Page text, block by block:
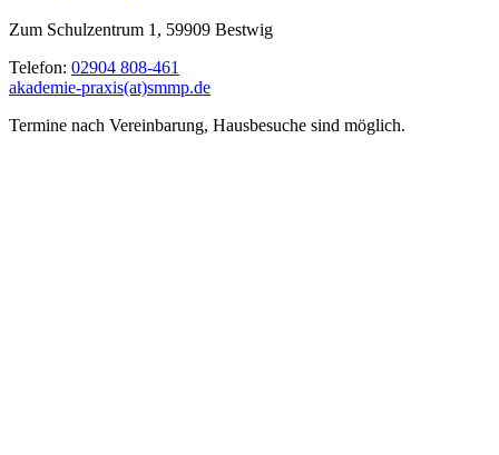
Zum Schulzentrum 1, 59909 Bestwig
Telefon: 02904 808-461
akademie-praxis(at)smmp.de
Termine nach Vereinbarung, Hausbesuche sind möglich.